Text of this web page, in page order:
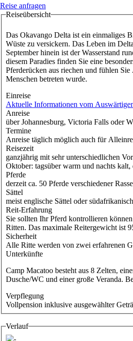
Reise anfragen
Reiseübersicht
Das Okavango Delta ist ein einmaliges
Wüste zu versickern. Das Leben im
September hinein ist der Wasserstand
diesem Paradies finden Sie eine
Pferderücken aus riechen und fühlen
Menschen betreten wurde.
Einreise
Aktuelle Informationen vom
Anreise
​über Johannesburg, Victoria Falls oder
Termine
Anreise täglich möglich auch für
Reisezeit
​ganzjährig mit sehr unterschiedlichen
Oktober: tagsüber warm und nachts
Pferde
derzeit ca. 50 Pferde verschiedener
Sättel
​meist englische Sättel oder
Reit-Erfahrung
​Sie sollten Ihr Pferd kontrollieren
Ritten. Das maximale Reitergewicht ist
Sicherheit
​Alle Ritte werden von zwei erfahrenen
Unterkünfte
Camp Macatoo besteht aus 8 Zelten,
Dusche/WC und einer große Veranda.
Verpflegung
Vollpension inklusive ausgewählter
Verlauf